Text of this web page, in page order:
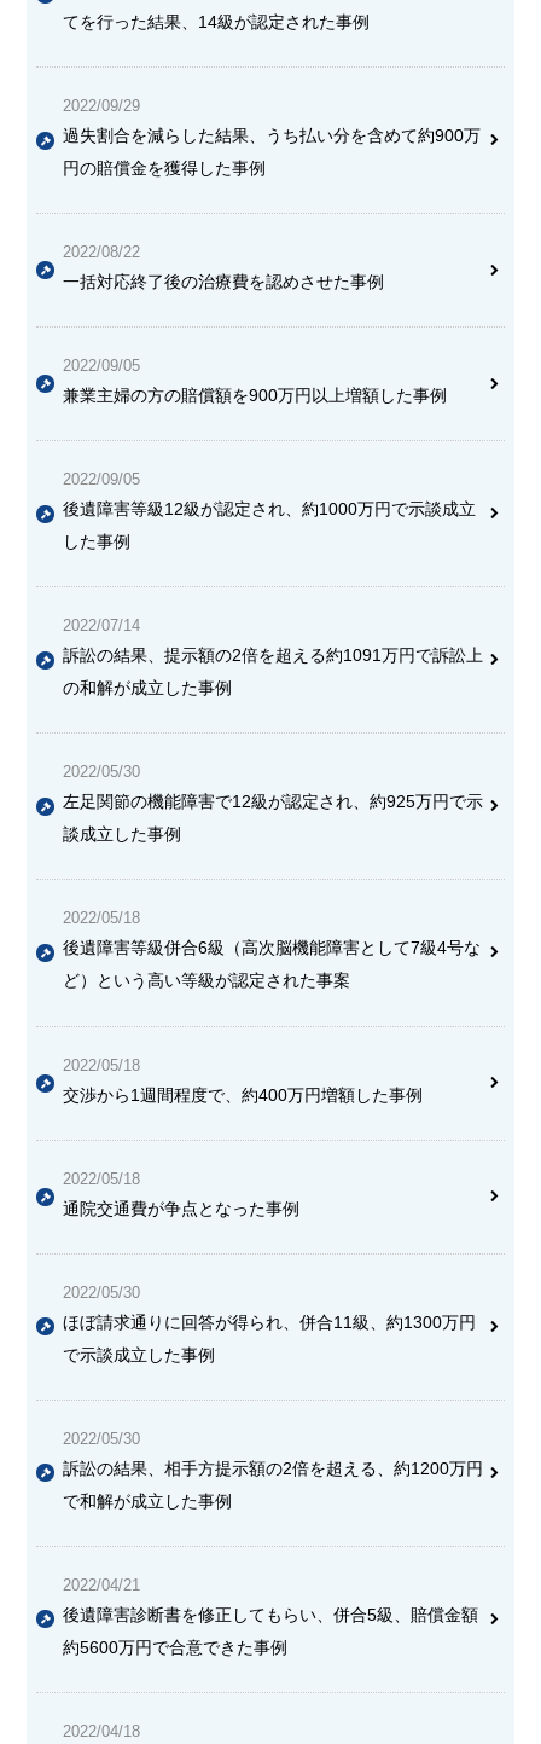
てを行った結果、14級が認定された事例
2022/09/29
過失割合を減らした結果、うち払い分を含めて約900万
円の賠償金を獲得した事例
2022/08/22
一括対応終了後の治療費を認めさせた事例
2022/09/05
兼業主婦の方の賠償額を900万円以上増額した事例
2022/09/05
後遺障害等級12級が認定され、約1000万円で示談成立
した事例
2022/07/14
訴訟の結果、提示額の2倍を超える約1091万円で訴訟上
の和解が成立した事例
2022/05/30
左足関節の機能障害で12級が認定され、約925万円で示
談成立した事例
2022/05/18
後遺障害等級併合6級（高次脳機能障害として7級4号な
ど）という高い等級が認定された事案
2022/05/18
交渉から1週間程度で、約400万円増額した事例
2022/05/18
通院交通費が争点となった事例
2022/05/30
ほぼ請求通りに回答が得られ、併合11級、約1300万円
で示談成立した事例
2022/05/30
訴訟の結果、相手方提示額の2倍を超える、約1200万円
で和解が成立した事例
2022/04/21
後遺障害診断書を修正してもらい、併合5級、賠償金額
約5600万円で合意できた事例
2022/04/18